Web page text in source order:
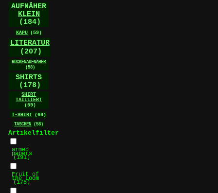
AUFNÄHER
KLEIN
(184)
KAPU (59)
LITERATUR
(207)
RÜCKENAUFNÄHER
(58)
SHIRTS
(178)
SHIRT
TAILLIERT
(59)
T-SHIRT (60)
TASCHEN
(58)
Artikelfilter
armed
papers
(191)
Fruit of
the Loom
(178)